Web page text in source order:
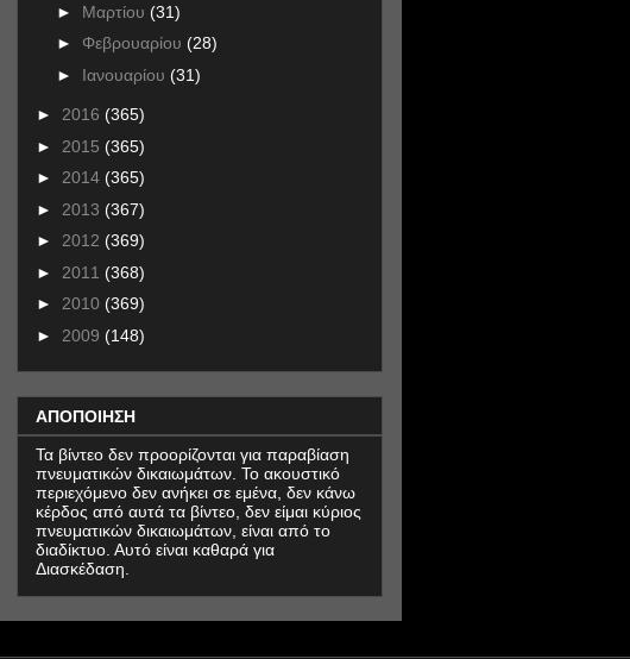
► Μαρτίου (31)
► Φεβρουαρίου (28)
► Ιανουαρίου (31)
► 2016 (365)
► 2015 (365)
► 2014 (365)
► 2013 (367)
► 2012 (369)
► 2011 (368)
► 2010 (369)
► 2009 (148)
ΑΠΟΠΟΙΗΣΗ
Τα βίντεο δεν προορίζονται για παραβίαση
πνευματικών δικαιωμάτων. Το ακουστικό
περιεχόμενο δεν ανήκει σε εμένα, δεν κάνω
κέρδος από αυτά τα βίντεο, δεν είμαι κύριος
πνευματικών δικαιωμάτων, είναι από το
διαδίκτυο. Αυτό είναι καθαρά για
Διασκέδαση.